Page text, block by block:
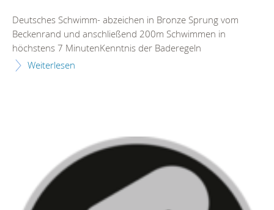
Deutsches Schwimm- abzeichen in Bronze Sprung vom
Beckenrand und anschließend 200m Schwimmen in
höchstens 7 MinutenKenntnis der Baderegeln
Weiterlesen